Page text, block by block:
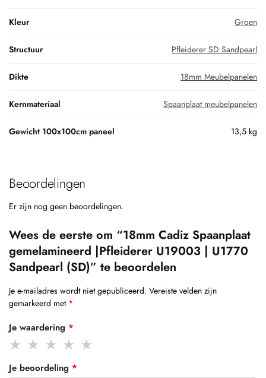
Kleur Groen
Structuur Pfleiderer SD Sandpearl
Dikte 18mm Meubelpanelen
Kernmateriaal Spaanplaat meubelpanelen
Gewicht 100x100cm paneel 13,5 kg
Beoordelingen
Er zijn nog geen beoordelingen.
Wees de eerste om “18mm Cadiz Spaanplaat
gemelamineerd |Pfleiderer U19003 | U1770
Sandpearl (SD)” te beoordelen
Je e-mailadres wordt niet gepubliceerd. Vereiste velden zijn
gemarkeerd met *
Je waardering *
Je beoordeling *